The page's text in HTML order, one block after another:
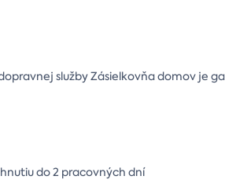
služby Zásielkovňa domov je
do 2 pracovných dní